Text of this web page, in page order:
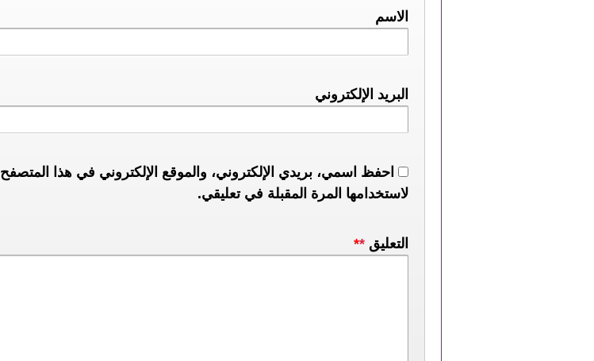
الاسم
البريد الإلكتروني
احفظ اسمي، بريدي الإلكتروني، والموقع الإلكتروني في هذا المتصفح
لاستخدامها المرة المقبلة في تعليقي.
التعليق *
*